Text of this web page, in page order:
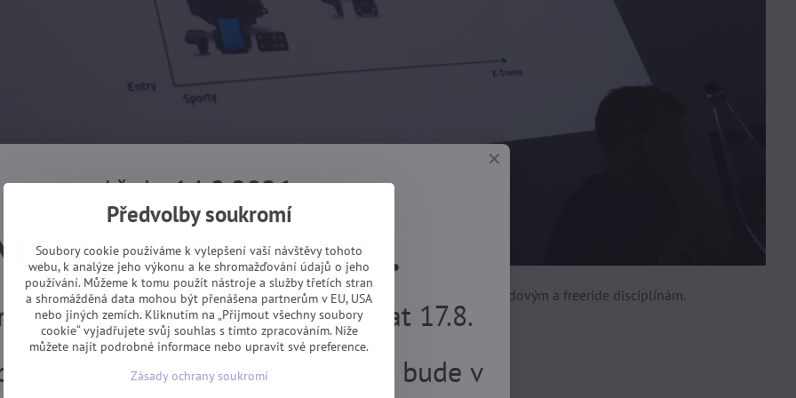
faktem je skutečnost, že roste skupina uživatelů elektrokol holdujícím sjezdovým a freeride disciplínám.
platí:
, XDuro = eXtrém
Předvolby soukromí
Soubory cookie používáme k vylepšení vaší návštěvy tohoto
webu, k analýze jeho výkonu a ke shromažďování údajů o jeho
používání. Můžeme k tomu použít nástroje a služby třetích stran
a shromážděná data mohou být přenášena partnerům v EU, USA
nebo jiných zemích. Kliknutím na „Přijmout všechny soubory
cookie“ vyjadřujete svůj souhlas s tímto zpracováním. Níže
můžete najít podrobné informace nebo upravit své preference.
Zásady ochrany soukromí
Až do 14.8.2026
DOVOLENOU.
z e-shopu budeme vyřizovat 17.8.
předem objednané zákazníky bude v